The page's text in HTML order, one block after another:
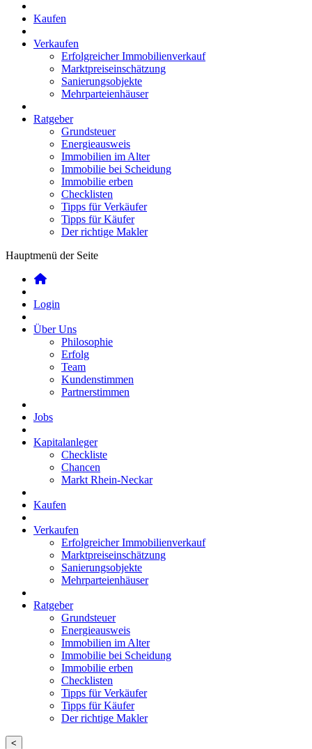
Kaufen
Verkaufen
Erfolgreicher Immobilienverkauf
Marktpreiseinschätzung
Sanierungsobjekte
Mehrparteienhäuser
Ratgeber
Grundsteuer
Energieausweis
Immobilien im Alter
Immobilie bei Scheidung
Immobilie erben
Checklisten
Tipps für Verkäufer
Tipps für Käufer
Der richtige Makler
Hauptmenü der Seite
Login
Über Uns
Philosophie
Erfolg
Team
Kundenstimmen
Partnerstimmen
Jobs
Kapitalanleger
Checkliste
Chancen
Markt Rhein-Neckar
Kaufen
Verkaufen
Erfolgreicher Immobilienverkauf
Marktpreiseinschätzung
Sanierungsobjekte
Mehrparteienhäuser
Ratgeber
Grundsteuer
Energieausweis
Immobilien im Alter
Immobilie bei Scheidung
Immobilie erben
Checklisten
Tipps für Verkäufer
Tipps für Käufer
Der richtige Makler
<